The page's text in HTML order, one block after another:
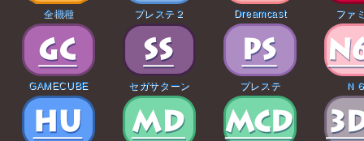
全機種 プレステ２ Dreamcast ファ
GAMECUBE セガサターン プレステ Ｎ